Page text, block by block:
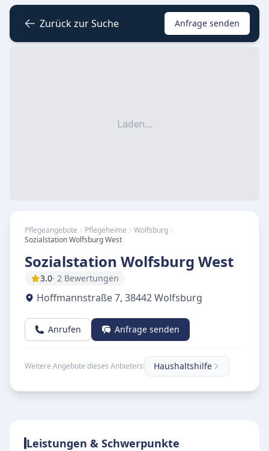
Zurück zur Suche Anfrage senden
Laden...
Pflegeangebote Pflegeheime
Wolfsburg
Sozialstation Wolfsburg West
Sozialstation Wolfsburg West
3.0· 2 Bewertungen
Hoffmannstraße 7, 38442Wolfsburg
Anrufen Anfrage senden
Weitere Angebote dieses Anbieters: Haushaltshilfe
Leistungen & Schwerpunkte